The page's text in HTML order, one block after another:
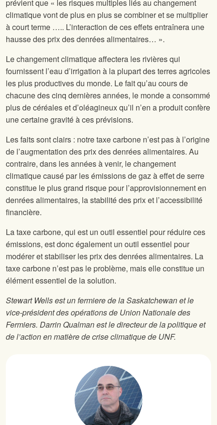
prévient que « les risques multiples liés au changement
climatique vont de plus en plus se combiner et se multiplier
à court terme ….. L’interaction de ces effets entraînera une
hausse des prix des denrées alimentaires… ».
Le changement climatique affectera les rivières qui
fournissent l’eau d’irrigation à la plupart des terres agricoles
les plus productives du monde. Le fait qu’au cours de
chacune des cinq dernières années, le monde a consommé
plus de céréales et d’oléagineux qu’il n’en a produit confère
une certaine gravité à ces prévisions.
Les faits sont clairs : notre taxe carbone n’est pas à l’origine
de l’augmentation des prix des denrées alimentaires. Au
contraire, dans les années à venir, le changement
climatique causé par les émissions de gaz à effet de serre
constitue le plus grand risque pour l’approvisionnement en
denrées alimentaires, la stabilité des prix et l’accessibilité
financière.
La taxe carbone, qui est un outil essentiel pour réduire ces
émissions, est donc également un outil essentiel pour
modérer et stabiliser les prix des denrées alimentaires. La
taxe carbone n’est pas le problème, mais elle constitue un
élément essentiel de la solution.
Stewart Wells est un fermiere de la Saskatchewan et le
vice-président des opérations de Union Nationale des
Fermiers. Darrin Qualman est le directeur de la politique et
de l’action en matière de crise climatique de UNF.